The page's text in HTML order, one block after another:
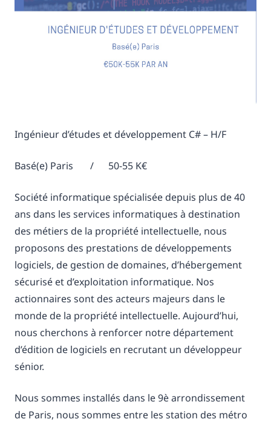
Ingénieur d’études et développement C# – H/F
Basé(e) Paris / 50-55 K€
Société informatique spécialisée depuis plus de 40
ans dans les services informatiques à destination
des métiers de la propriété intellectuelle, nous
proposons des prestations de développements
logiciels, de gestion de domaines, d’hébergement
sécurisé et d’exploitation informatique. Nos
actionnaires sont des acteurs majeurs dans le
monde de la propriété intellectuelle. Aujourd’hui,
nous cherchons à renforcer notre département
d’édition de logiciels en recrutant un développeur
sénior.
Nous sommes installés dans le 9è arrondissement
de Paris, nous sommes entre les station des métro